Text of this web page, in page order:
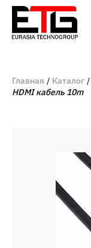
Главная Каталог
HDMI кабель 10m